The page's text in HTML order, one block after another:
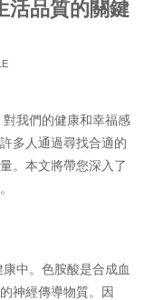
活品質的關鍵
我們的健康和幸福感
多人通過尋找合適的
。本文將帶您深入了
中。色胺酸是合成血
神經傳導物質。因